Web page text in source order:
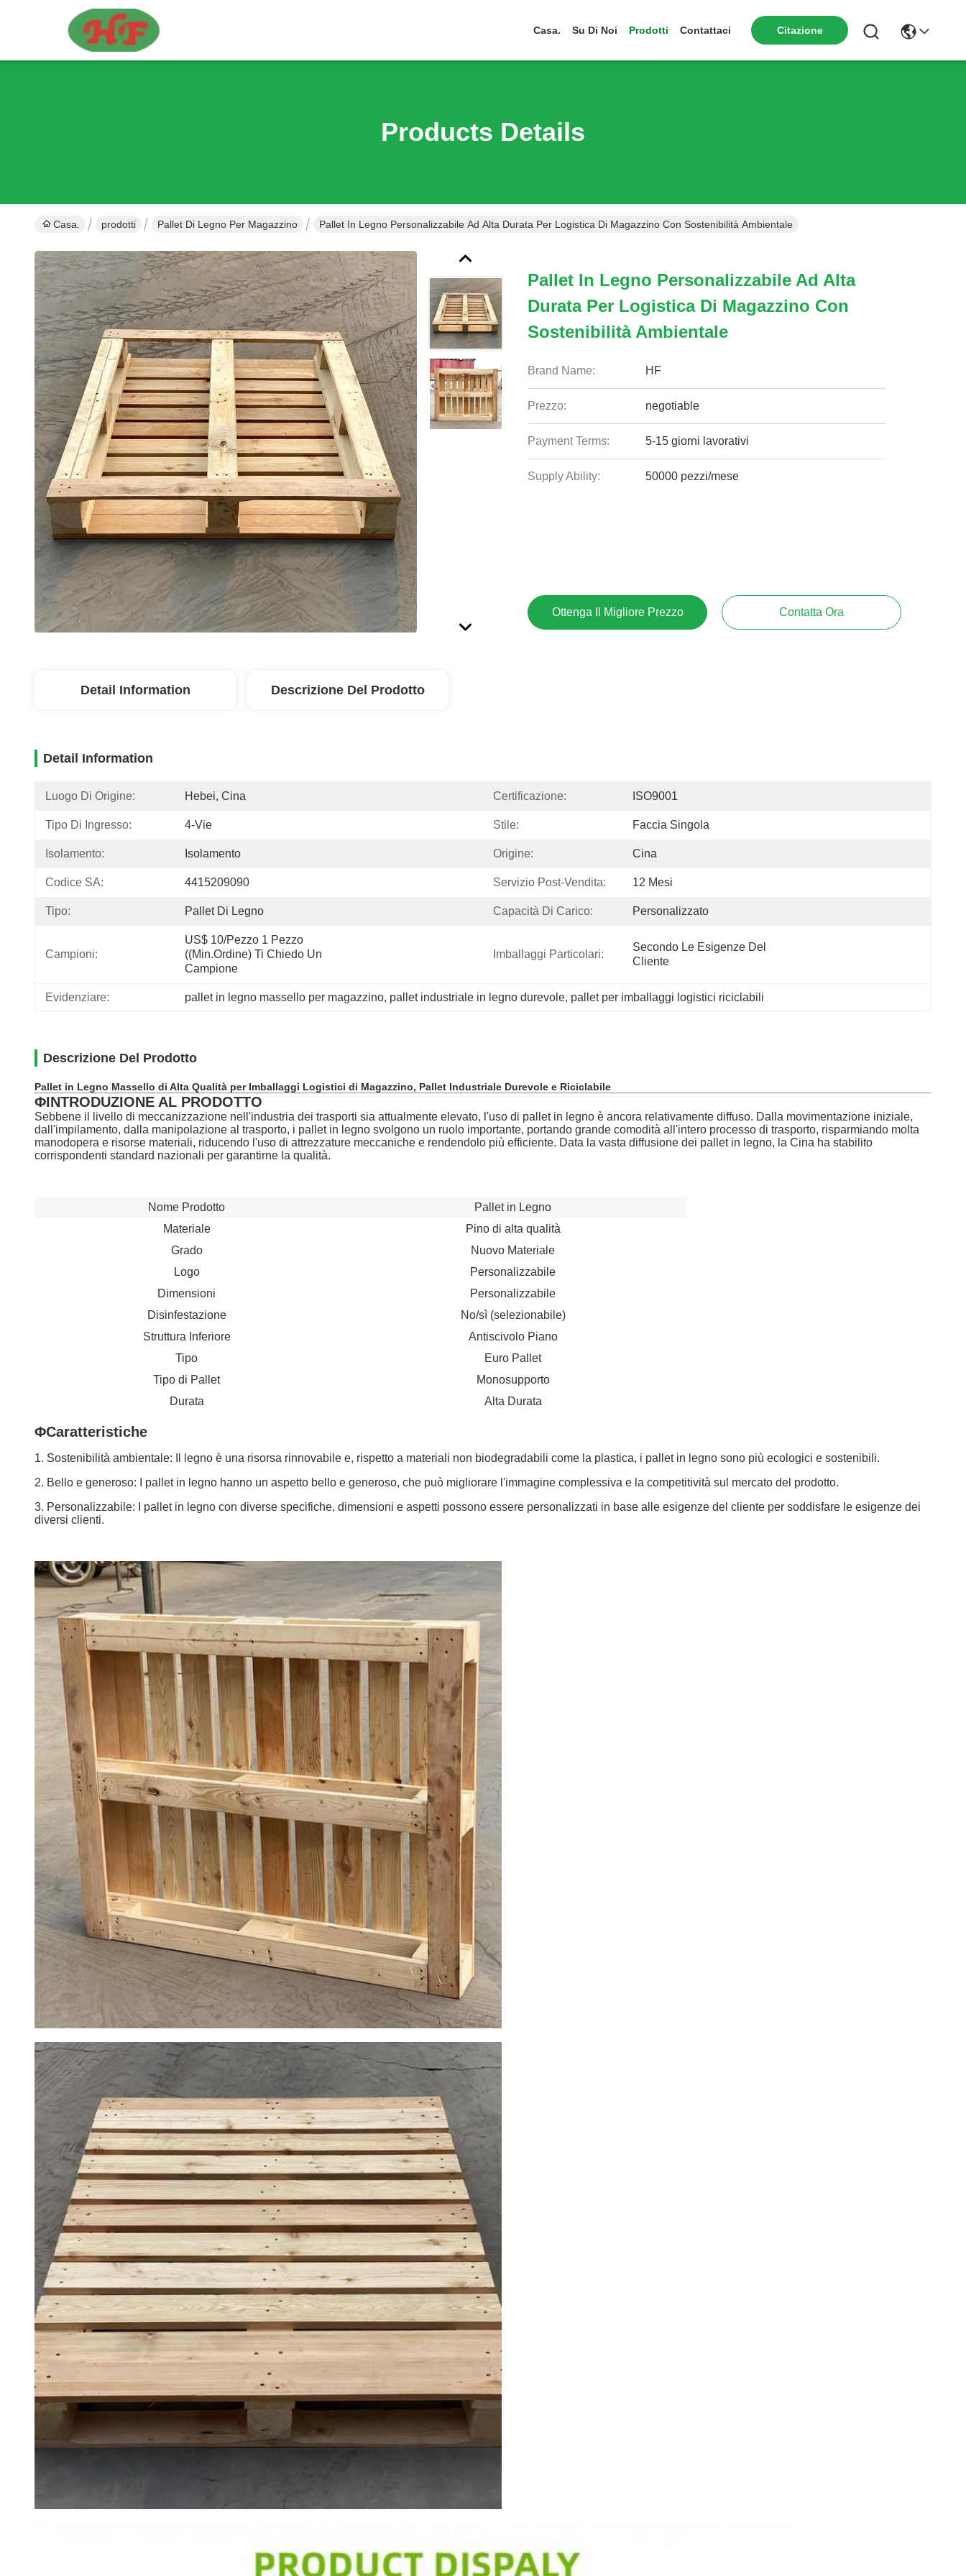
Casa. Su Di Noi Prodotti Contattaci Citazione
Products Details
Casa. prodotti Pallet Di Legno Per Magazzino Pallet In Legno Personalizzabile Ad Alta Durata Per Logistica Di Magazzino Con Sostenibilità Ambientale
Pallet In Legno Personalizzabile Ad Alta
Durata Per Logistica Di Magazzino Con
Sostenibilità Ambientale
Brand Name: HF
Prezzo: negotiable
Payment Terms: 5-15 giorni lavorativi
Supply Ability: 50000 pezzi/mese
Ottenga Il Migliore Prezzo Contatta Ora
Detail Information Descrizione Del Prodotto
Detail Information
Luogo Di Origine: Hebei, Cina Certificazione: ISO9001
Tipo Di Ingresso: 4-Vie Stile: Faccia Singola
Isolamento: Isolamento Origine: Cina
Codice SA: 4415209090 Servizio Post-Vendita: 12 Mesi
Tipo: Pallet Di Legno Capacità Di Carico: Personalizzato
Campioni:
US$ 10/pezzo 1 Pezzo
((Min.Ordine) Ti Chiedo Un
Campione
Imballaggi Particolari:
Secondo Le Esigenze Del
Cliente
Evidenziare: pallet in legno massello per magazzino, pallet industriale in legno durevole, pallet per imballaggi logistici riciclabili
Descrizione Del Prodotto
Pallet in Legno Massello di Alta Qualità per Imballaggi Logistici di Magazzino, Pallet Industriale Durevole e Riciclabile
ΦINTRODUZIONE AL PRODOTTO
Sebbene il livello di meccanizzazione nell'industria dei trasporti sia attualmente elevato, l'uso di pallet in legno è ancora relativamente diffuso. Dalla movimentazione iniziale,
dall'impilamento, dalla manipolazione al trasporto, i pallet in legno svolgono un ruolo importante, portando grande comodità all'intero processo di trasporto, risparmiando molta
manodopera e risorse materiali, riducendo l'uso di attrezzature meccaniche e rendendolo più efficiente. Data la vasta diffusione dei pallet in legno, la Cina ha stabilito
corrispondenti standard nazionali per garantirne la qualità.
Nome Prodotto
Pallet in Legno
Materiale
Pino di alta qualità
Grado
Nuovo Materiale
Logo
Personalizzabile
Dimensioni
Personalizzabile
Disinfestazione
No/sì (selezionabile)
Struttura Inferiore
Antiscivolo Piano
Tipo
Euro Pallet
Tipo di Pallet
Monosupporto
Durata
Alta Durata
ΦCaratteristiche
1. Sostenibilità ambientale: Il legno è una risorsa rinnovabile e, rispetto a materiali non biodegradabili come la plastica, i pallet in legno sono più ecologici e sostenibili.
2. Bello e generoso: I pallet in legno hanno un aspetto bello e generoso, che può migliorare l'immagine complessiva e la competitività sul mercato del prodotto.
3. Personalizzabile: I pallet in legno con diverse specifiche, dimensioni e aspetti possono essere personalizzati in base alle esigenze del cliente per soddisfare le esigenze dei
diversi clienti.